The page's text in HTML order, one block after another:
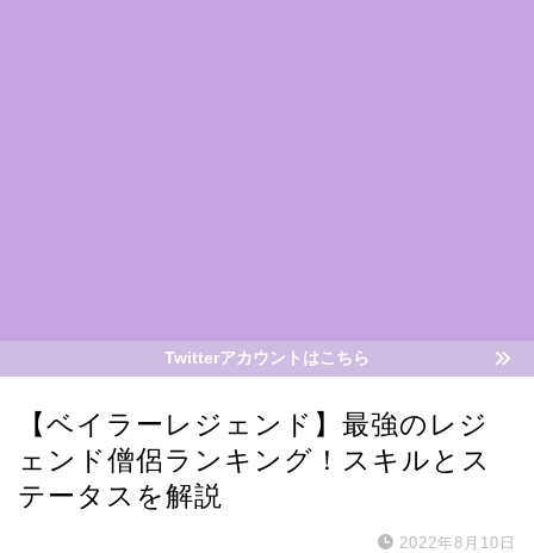
Twitterアカウントはこちら
【ベイラーレジェンド】最強のレジ
ェンド僧侶ランキング！スキルとス
テータスを解説
2022年8月10日